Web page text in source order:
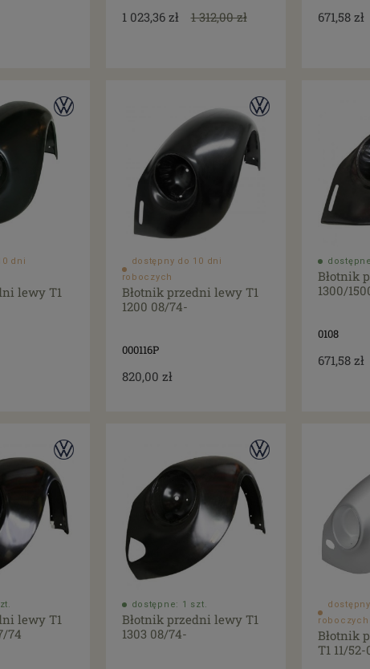
1 023,36 zł 1 312,00 zł 671,58 zł
dni
lewy T1
dostępny do 10 dni
roboczych
Błotnik przedni lewy T1
1200 08/74-
000116P
820,00 zł
Błotnik
1300/
0108
671,58 zł
lewy T1
74
dostępne: 1 szt.
Błotnik przedni lewy T1
1303 08/74-
roboczych
Błotnik
T1 11/